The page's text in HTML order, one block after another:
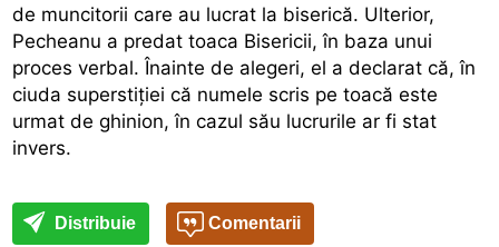
de muncitorii care au lucrat la biserică. Ulterior,
Pecheanu a predat toaca Bisericii, în baza unui
proces verbal. Înainte de alegeri, el a declarat că, în
ciuda superstiţiei că numele scris pe toacă este
urmat de ghinion, în cazul său lucrurile ar fi stat
invers.
Distribuie Comentarii